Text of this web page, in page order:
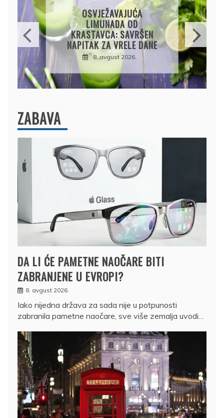
KROMPIRUŠA IZLIVAČA:
JEDNOSTAVNA PITA BEZ
KORA, HRSKAVA I
UKUSNA
8. avgust 2026.
ZABAVA
DA LI ĆE PAMETNE NAOČARE BITI
ZABRANJENE U EVROPI?
8. avgust 2026.
Iako nijedna država za sada nije u potpunosti
zabranila pametne naočare, sve više zemalja uvodi…